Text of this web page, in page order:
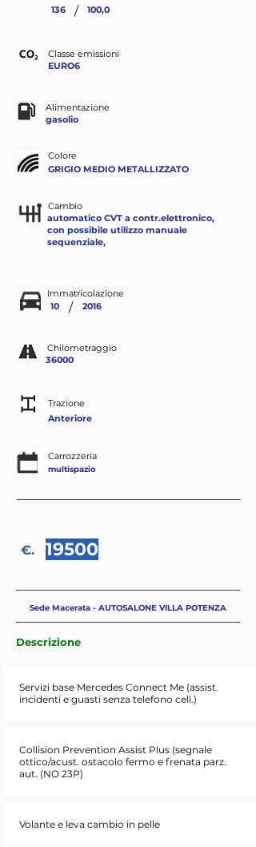
136
/ 100,0
Classe emissioni
EURO6
Alimentazione
gasolio
Colore
GRIGIO MEDIO METALLIZZATO
Cambio
automatico CVT a contr.elettronico,
con possibile utilizzo manuale
sequenziale,
Immatricolazione
2016
10 /
Chilometraggio
36000
Trazione
Anteriore
Carrozzeria
multispazio
€. 19500
Sede Macerata - AUTOSALONE VILLA POTENZA
Descrizione
Servizi base Mercedes Connect Me (assist.
incidenti e guasti senza telefono cell.)
Collision Prevention Assist Plus (segnale
ottico/acust. ostacolo fermo e frenata parz.
aut. (NO 23P)
Volante e leva cambio in pelle